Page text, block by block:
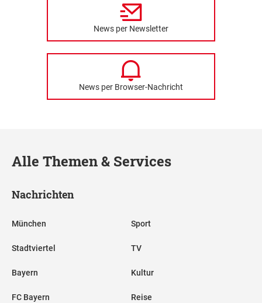
News per Newsletter
News per Browser-Nachricht
Alle Themen & Services
Nachrichten
München
Stadtviertel
Bayern
FC Bayern
Sport
TV
Kultur
Reise